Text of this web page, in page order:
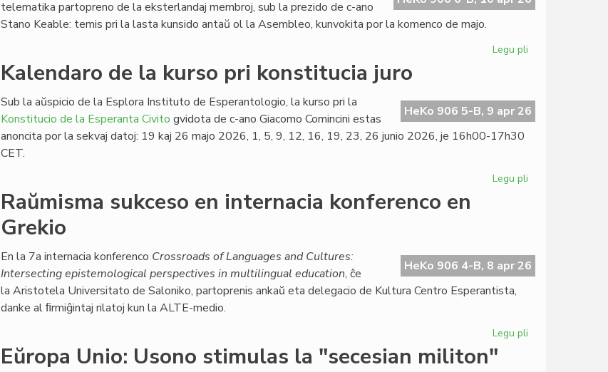
telematika partopreno de la eksterlandaj membroj, sub la prezido de c-ano
Stano Keable: temis pri la lasta kunsido antaŭ ol la Asembleo, kunvokita por la komenco de majo.
Legu pli
aplaŭdas
delegacian
Kalendaro de la kurso pri konstitucia juro
HeKo 906 5-B, 9 apr 26
Sub la aŭspicio de la Esplora Instituto de Esperantologio, la kurso pri la
Konstitucio de la Esperanta Civito gvidota de c-ano Giacomo Comincini estas
anoncita por la sekvaj datoj: 19 kaj 26 majo 2026, 1, 5, 9, 12, 16, 19, 23, 26 junio 2026, je 16h00-17h30
CET.
Legu pli
pri
konstitucia
Raŭmisma sukceso en internacia konferenco en
Grekio
HeKo 906 4-B, 8 apr 26
En la 7a internacia konferenco Crossroads of Languages and Cultures:
Intersecting epistemological perspectives in multilingual education, ĉe
la Aristotela Universitato de Saloniko, partoprenis ankaŭ eta delegacio de Kultura Centro Esperantista,
danke al ﬁrmiĝintaj rilatoj kun la ALTE-medio.
Legu pli
Eŭropa Unio: Usono stimulas la "secesian militon"